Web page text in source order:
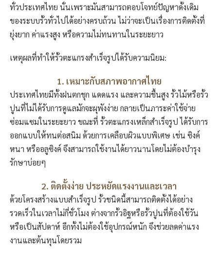
ทั่วประเทศไทย นั่นเพราะมันสามารถตอบโจทย์ปัญหาดั้งเดิม
ของระบบรั้วทั่วไปได้อย่างครบถ้วน ไม่ว่าจะเป็นเรื่องการติดตั้งที่
ยุ่งยาก ค่าแรงสูง หรือความไม่ทนทานในระยะยาว
เหตุผลที่ทำให้รั้วตะแกรงสำเร็จรูปได้รับความนิยม:
1. เหมาะกับสภาพอากาศไทย
ประเทศไทยมีทั้งฝนตกชุก แดดแรง และความชื้นสูง รั้วไม้หรือรั้ว
ปูนที่ไม่ได้รับการดูแลมักจะผุพังง่าย กลายเป็นภาระค่าใช้จ่าย
ซ่อมแซมในระยะยาว ขณะที่ รั้วตะแกรงเหล็กสำเร็จรูป ได้รับการ
ออกแบบให้ทนต่อสนิม ด้วยการเคลือบผิวแบบพิเศษ เช่น ซิงค์
หนา หรืออลูซิงค์ จึงสามารถใช้งานได้ยาวนานโดยไม่ต้องบำรุง
รักษาบ่อยๆ
2. ติดตั้งง่าย ประหยัดแรงงานและเวลา
ด้วยโครงสร้างแบบสำเร็จรูป รั้วชนิดนี้สามารถติดตั้งได้อย่าง
รวดเร็วในเวลาไม่กี่ชั่วโมง ต่างจากรั้วอิฐหรือรั้วปูนที่ต้องใช้วัน
หรือเป็นสัปดาห์ อีกทั้งไม่ต้องใช้อุปกรณ์หนัก จึงช่วยลดค่าแรง
งานและต้นทุนโดยรวม